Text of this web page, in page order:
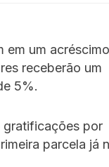
em um
receberão um
5%.
gratificações por
parcela já